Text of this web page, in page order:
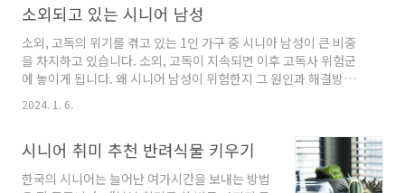
75세 이상 환자 중 5개 이상의 약을 복용 중인 사
람의 ..
장년층 한국의 과거 중장년과 지금의 중장년들은
다른 삶을 살고 있습니다. 얼마나 다른 삶을 살고
있을까요? 비슷했던 생애주기 과거 사람들은 연
령층에 따라 비슷한 생애를 겪었습니다. 20대엔
취업과 결혼, 30대엔 결혼, 출산과 가정위주의 생
활, 40-50대엔 사회중심축으로 가족부양, 60대
대에 크게 벗어나지 않은 삶을 보냈습니다. 사회
의..
소외되고 있는 시니어 남성
소외, 고독의 위기를 겪고 있는 1인 가구 중 시니아 남성이 큰 비중
을 차지하고 있습니다. 소외, 고독이 지속되면 이후 고독사 위험군
에 놓이게 됩니다. 왜 시니어 남성이 위험한지 그 원인과 해결방법
에 대해 알아보겠습니다. 중장년 남성이 위험군 보건복지부에 따르
면 최근 5년간 고독사로 숨진 남성이 약 85%로 여성보다는 5배 많
고 그중 50대 이상은 약 70%로 나타났습니다. 이는 은퇴 이후 1인
남성시니어 대부분이 고독사 위험에 처해 있다고 해도 과언이 아닙
니다. 은퇴 이후 생활환경의 변화에 제대로 적응을 하지 못하고 점
점 은둔형 외톨이로 살아가다 쓸쓸히 죽음을 맞이하는 경우가 많아
2024. 1. 6.
시니어 취미 추천 반려식물 키우기
한국의 시니어는 늘어난 여가시간을 보내는 방법